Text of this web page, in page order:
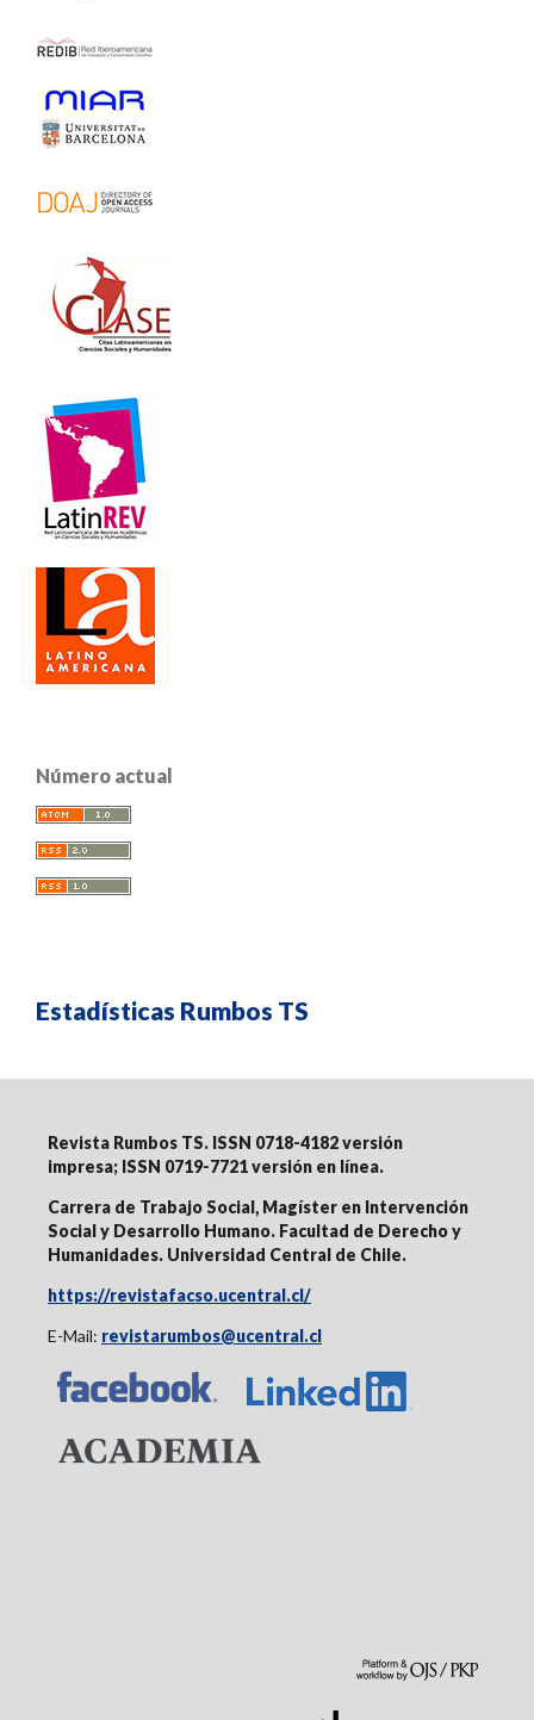
Número actual
Estadísticas Rumbos TS
Revista Rumbos TS. ISSN 0718-4182 versión
impresa; ISSN 0719-7721 versión en línea.
Carrera de Trabajo Social, Magíster en Intervención
Social y Desarrollo Humano. Facultad de Derecho y
Humanidades. Universidad Central de Chile.
https://revistafacso.ucentral.cl/
E-Mail: revistarumbos@ucentral.cl